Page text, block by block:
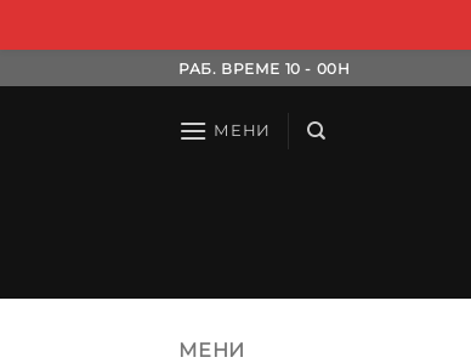
to
РАБ. ВРЕМЕ 10 - 00H
МЕНИ
МЕНИ